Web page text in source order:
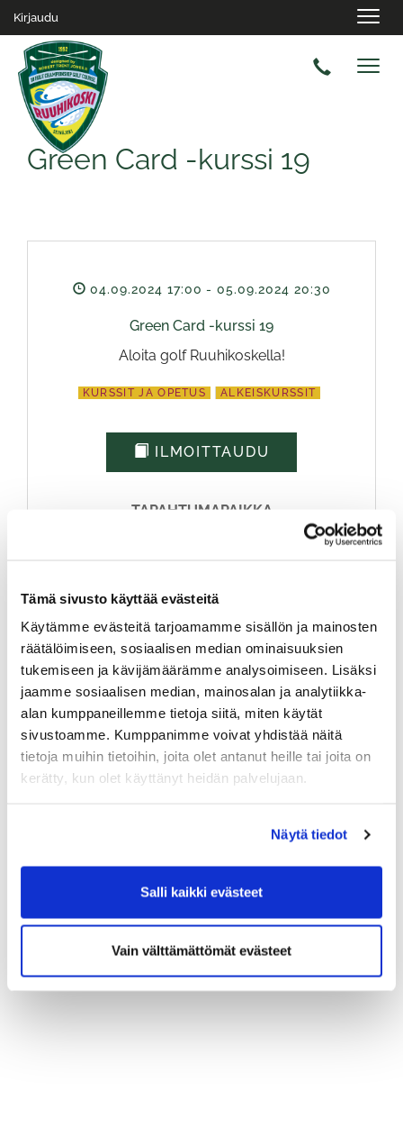
Tämä sivusto käyttää evästeitä
Käytämme evästeitä tarjoamamme sisällön ja mainosten
räätälöimiseen, sosiaalisen median ominaisuuksien
tukemiseen ja kävijämäärämme analysoimiseen. Lisäksi
jaamme sosiaalisen median, mainosalan ja analytiikka-
alan kumppaneillemme tietoja siitä, miten käytät
sivustoamme. Kumppanimme voivat yhdistää näitä
tietoja muihin tietoihin, joita olet antanut heille tai joita on
kerätty, kun olet käyttänyt heidän palvelujaan.
Näytä tiedot
Salli kaikki evästeet
Vain välttämättömät evästeet
Kirjaudu
Green Card -kurssi 19
04.09.2024 17:00- 05.09.2024 20:30
Green Card -kurssi 19
Aloita golf Ruuhikoskella!
KURSSIT JA OPETUS ALKEISKURSSIT
ILMOITTAUDU
TAPAHTUMAPAIKKA
Tapahtuman sijainti kartalla